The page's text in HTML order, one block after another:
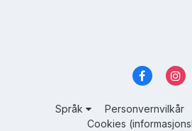
Språk Personvernvilkår
Cookies